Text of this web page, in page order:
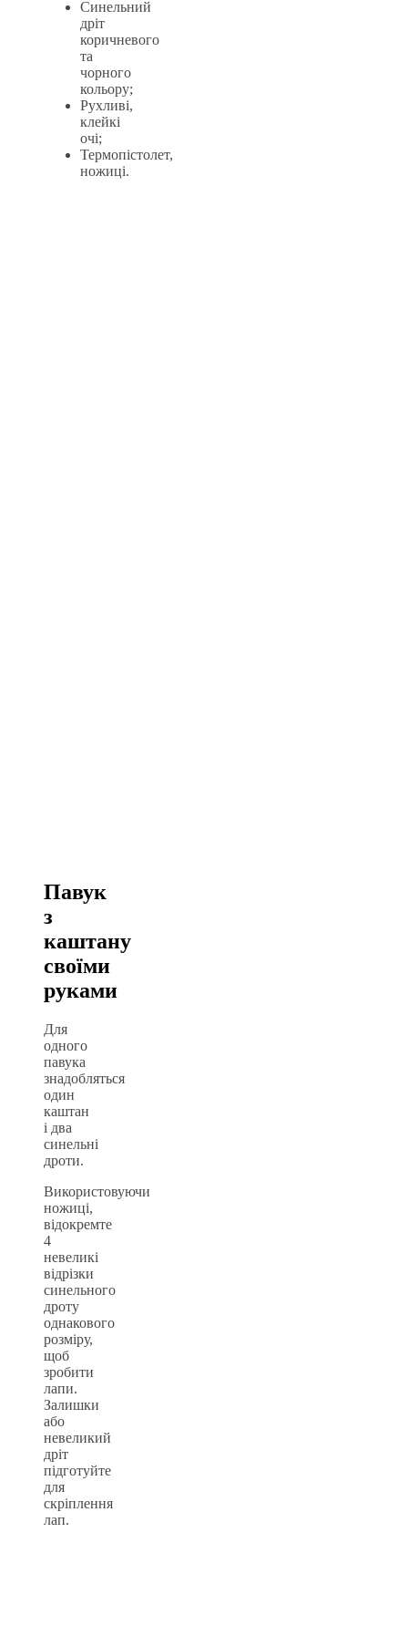
Синельний
дріт
коричневого
та
чорного
кольору;
Рухливі,
клейкі
очі;
Термопістолет,
ножиці.
Павук
з
каштану
своїми
руками
Для
одного
павука
знадобляться
один
каштан
і два
синельні
дроти.
Використовуючи
ножиці,
відокремте
4
невеликі
відрізки
синельного
дроту
однакового
розміру,
щоб
зробити
лапи.
Залишки
або
невеликий
дріт
підготуйте
для
скріплення
лап.